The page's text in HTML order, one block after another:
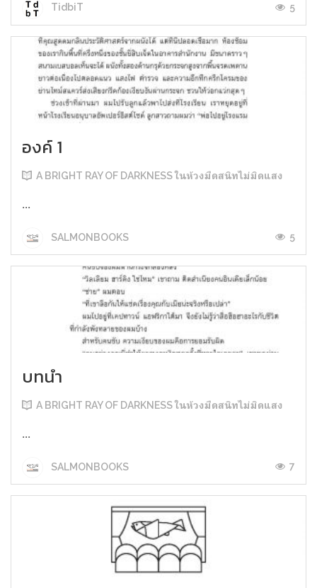
TidbiT 5
องค์ 1
A BRIGHT RAY OF DARKNESS ในห้วงมืดสนิทไม่มิดแสง
...
SALMONBOOKS 5
บทนำ
A BRIGHT RAY OF DARKNESS ในห้วงมืดสนิทไม่มิดแสง
...
SALMONBOOKS 7